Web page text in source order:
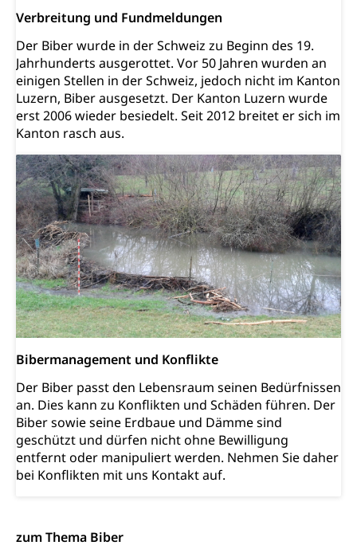
Verbreitung und Fundmeldungen
Der Biber wurde in der Schweiz zu Beginn des 19.
Jahrhunderts ausgerottet. Vor 50 Jahren wurden an
einigen Stellen in der Schweiz, jedoch nicht im Kanton
Luzern, Biber ausgesetzt. Der Kanton Luzern wurde
erst 2006 wieder besiedelt. Seit 2012 breitet er sich im
Kanton rasch aus.
Bibermanagement und Konflikte
Der Biber passt den Lebensraum seinen Bedürfnissen
an. Dies kann zu Konflikten und Schäden führen. Der
Biber sowie seine Erdbaue und Dämme sind
geschützt und dürfen nicht ohne Bewilligung
entfernt oder manipuliert werden. Nehmen Sie daher
bei Konflikten mit uns Kontakt auf.
zum Thema Biber
Kantonales Tabakpräventionsprogramm
Gesundheitsförderung
Prävention (Polizei)
Suchtprävention
Gesundheitsversorgung
Sozialversicherungen, Sozialpolitik,
Arbeitslosenversicherung,
Mutterschaftsversicherung, Krankenversicherung,
Unfallversicherung, Invalidenversicherung,
Sozialhilfe
Kranken- und Unfallversicherung
(gruezi.lu.ch)
Existenzsicherung - Sozialhilfe
Soziales und Gesellschaft (Dienststelle)
Opferhilfe
Arbeitslosenversicherung (WAS Luzern)
Invalidenversicherung (WAS Luzern)
Soziale Sicherheit
Sucht und Drogen
Drogenabhängigkeit, Drogensucht,
Arzneimittelabhängigkeit, Suchtkrankheit,
Drogenabhängige, Drogensüchtige,
Betäubungsmittel, Suchtmittel, Psychopharmaka
Fachstelle Sucht Region Luzern
Drogen (Polizei)
Sucht
Gesundheitsversorgung
Gesundheitsversorgung, Spital, Pflegeinitiative,
Ambulant vor stationär, AVOS, Patientendossier
Gesundheitsversorgung
AHV / IV
Altersrente, Invalidenrente, Witwenrente,
Pensionskasse, erste Säule, zweite Säule, dritte
Ergänzungsleistungen, Altersvorsorge,
Todesfallversicherung
Hilfslosenentschädigung (WAS Luzern)
AHV-Hinterlassenenrente (WAS Luzern)
Ergänzungsleistungen (EL) (WAS Luzern)
Behinderung
Körperbehinderung, körperliche Behinderung,
geistige Behinderung, psychische Behinderung,
Inklusion im Sport